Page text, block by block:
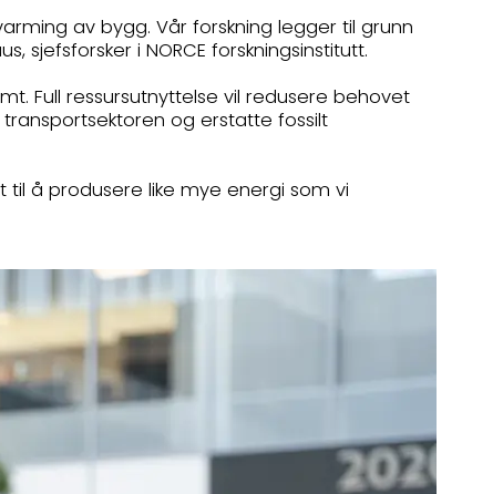
av bygg. Vår forskning legger til grunn
i NORCE forskningsinstitutt.
Full ressursutnyttelse vil redusere behovet
og erstatte fossilt
å produsere like mye energi som vi